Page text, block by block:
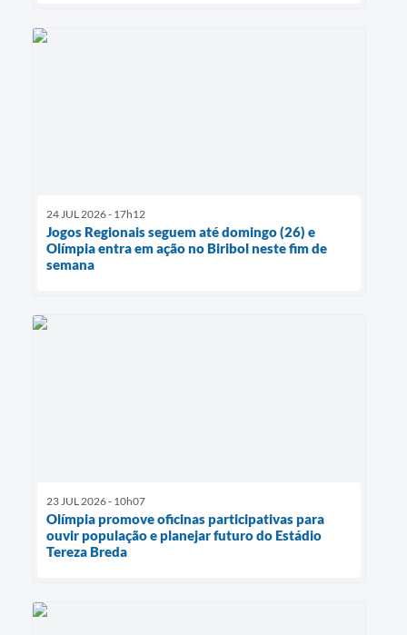
24 JUL 2026 - 17h12
Jogos Regionais seguem até domingo (26) e
Olímpia entra em ação no Biribol neste fim de
semana
23 JUL 2026 - 10h07
Olímpia promove oficinas participativas para
ouvir população e planejar futuro do Estádio
Tereza Breda